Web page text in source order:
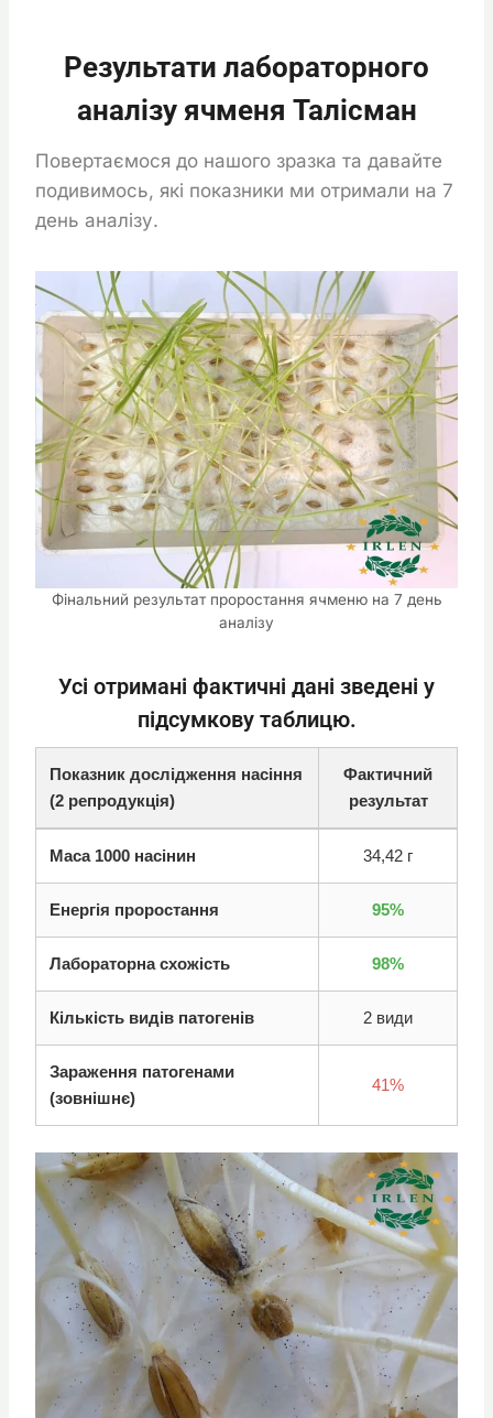
Результати лабораторного
аналізу ячменя Талісман
Повертаємося до нашого зразка та давайте
подивимось, які показники ми отримали на 7
день аналізу.
Фінальний результат проростання ячменю на 7 день
аналізу
Усі отримані фактичні дані зведені у
підсумкову таблицю.
Показник дослідження насіння
(2 репродукція)
Фактичний
результат
Маса 1000 насінин 34,42 г
Енергія проростання 95%
Лабораторна схожість 98%
Кількість видів патогенів 2 види
Зараження патогенами
(зовнішнє)
41%